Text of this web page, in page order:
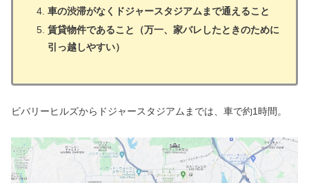
車の渋滞がなくドジャースタジアムまで通えること
賃貸物件であること（万一、家バレしたときのために
引っ越しやすい）
ビバリーヒルズからドジャースタジアムまでは、車で約1時間。